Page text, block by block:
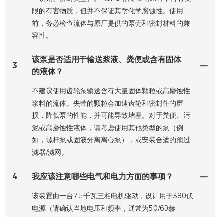
限的有害物质，但并不保证其耐化学腐蚀性。使用
前，务必检查流体与原厂提供的泵壳和密封材料的兼
容性。
3
该泵是否适用于输送浆液、粪便或含有固体
的液体？
不建议使用齿轮泵输送含有大量固体颗粒或高磨蚀性
浆料的流体。夹带的颗粒会加速齿轮和密封件的磨
损，降低泵的性能，并可能导致堵塞。对于粪便、污
泥或高磨蚀性液体，请考虑使用其他类型的泵（例
如，螺杆泵或固液分离离心泵），或安装合适的预过
滤器/滤网。
4 我应该注意哪些电气和电力方面的事项？
该装置由一台7.5千瓦三相电机驱动，设计用于380伏
电源（请确认当地电压和频率，通常为50/60赫